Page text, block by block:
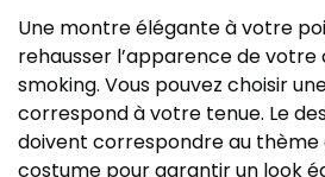
Une montre élégante à votre
rehausser l’apparence de
smoking. Vous pouvez choisir
correspond à votre tenue. Le
doivent correspondre au
costume pour garantir un look